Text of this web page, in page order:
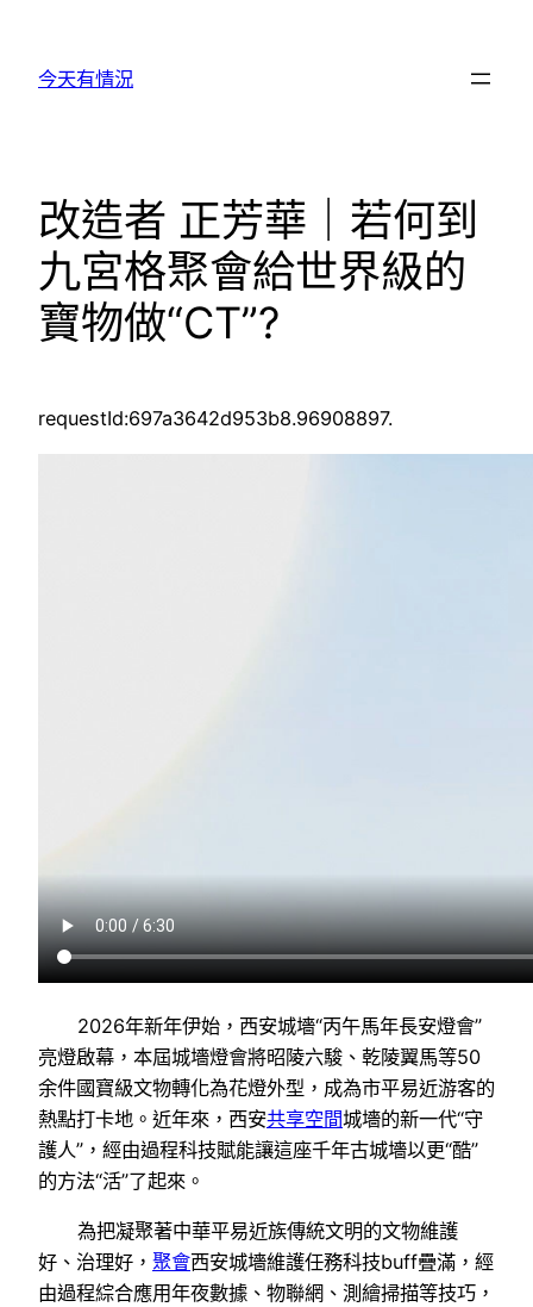
今天有情況
改造者 正芳華｜若何到
九宮格聚會給世界級的
寶物做“CT”?
requestId:697a3642d953b8.96908897.
2026年新年伊始，西安城墻“丙午馬年長安燈會”
亮燈啟幕，本屆城墻燈會將昭陵六駿、乾陵翼馬等50
余件國寶級文物轉化為花燈外型，成為市平易近游客的
熱點打卡地。近年來，西安共享空間城墻的新一代“守
護人”，經由過程科技賦能讓這座千年古城墻以更“酷”
的方法“活”了起來。
為把凝聚著中華平易近族傳統文明的文物維護
好、治理好， 聚會西安城墻維護任務科技buff疊滿，經
由過程綜合應用年夜數據、物聯網、測繪掃描等技巧，